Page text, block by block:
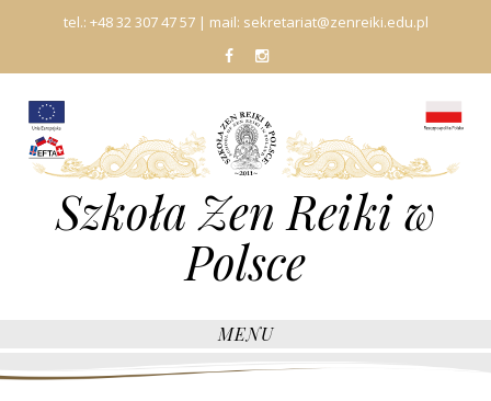
tel.: +48 32 307 47 57| mail: sekretariat@zenreiki.edu.pl
fb In
Szkoła Zen Reiki w
Polsce
MENU